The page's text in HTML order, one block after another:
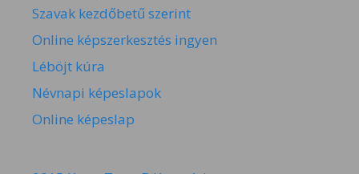
Szavak kezdőbetű szerint
Online képszerkesztés ingyen
Léböjt kúra
Névnapi képeslapok
Online képeslap